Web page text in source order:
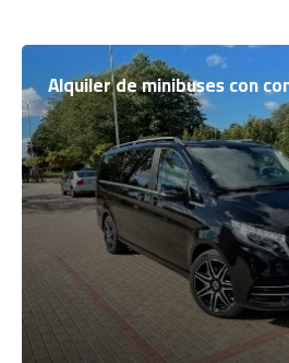
Alquiler de minibuses con